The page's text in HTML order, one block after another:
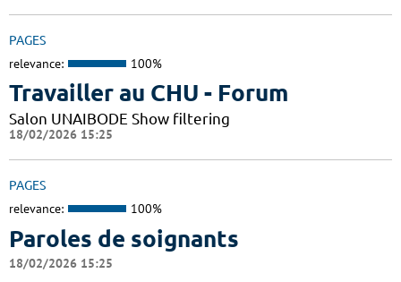
PAGES
relevance: 100%
Travailler au CHU - Forum
Salon UNAIBODE Show filtering
18/02/2026 15:25
PAGES
relevance: 100%
Paroles de soignants
18/02/2026 15:25